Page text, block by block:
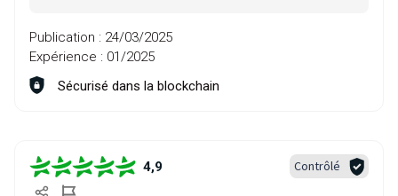
Publication : 24/03/2025
Expérience : 01/2025
Sécurisé dans la blockchain
4,9 Contrôlé